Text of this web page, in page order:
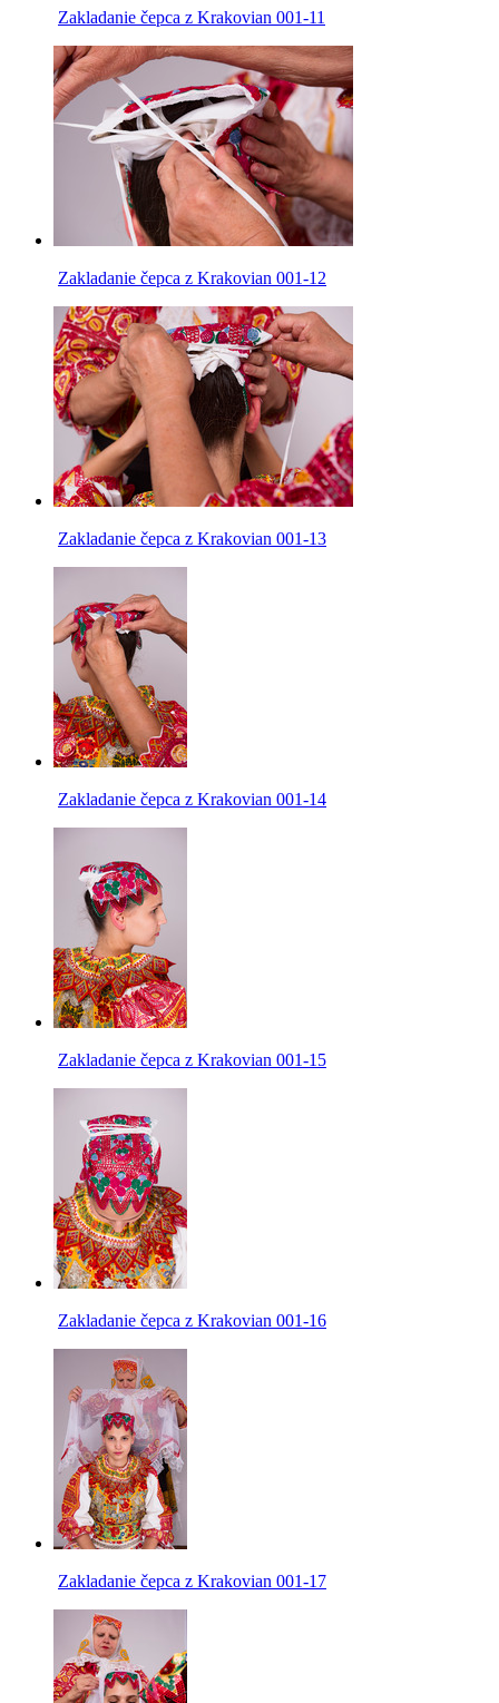
Zakladanie čepca z Krakovian 001-11
Zakladanie čepca z Krakovian 001-12
Zakladanie čepca z Krakovian 001-13
Zakladanie čepca z Krakovian 001-14
Zakladanie čepca z Krakovian 001-15
Zakladanie čepca z Krakovian 001-16
Zakladanie čepca z Krakovian 001-17